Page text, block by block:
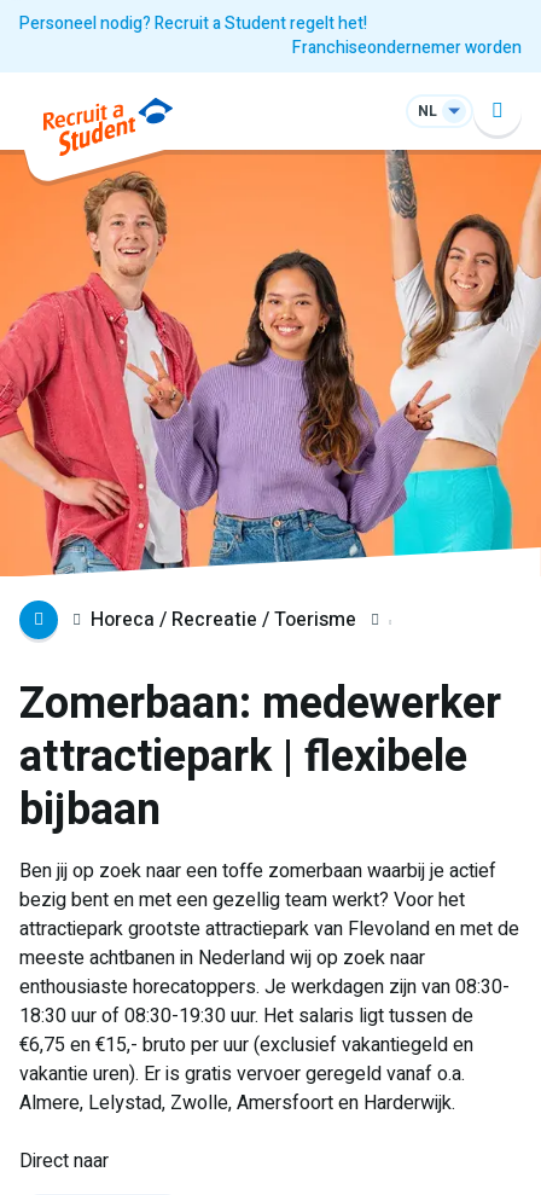
Personeel nodig? Recruit a Student regelt het!
Franchiseondernemer worden
NL
Horeca / Recreatie / Toerisme
Zomerbaan: medewerker
attractiepark | flexibele
bijbaan
Ben jij op zoek naar een toffe zomerbaan waarbij je actief
bezig bent en met een gezellig team werkt? Voor het
attractiepark grootste attractiepark van Flevoland en met de
meeste achtbanen in Nederland wij op zoek naar
enthousiaste horecatoppers. Je werkdagen zijn van 08:30-
18:30 uur of 08:30-19:30 uur. Het salaris ligt tussen de
€6,75 en €15,- bruto per uur (exclusief vakantiegeld en
vakantie uren). Er is gratis vervoer geregeld vanaf o.a.
Almere, Lelystad, Zwolle, Amersfoort en Harderwijk.
Direct naar